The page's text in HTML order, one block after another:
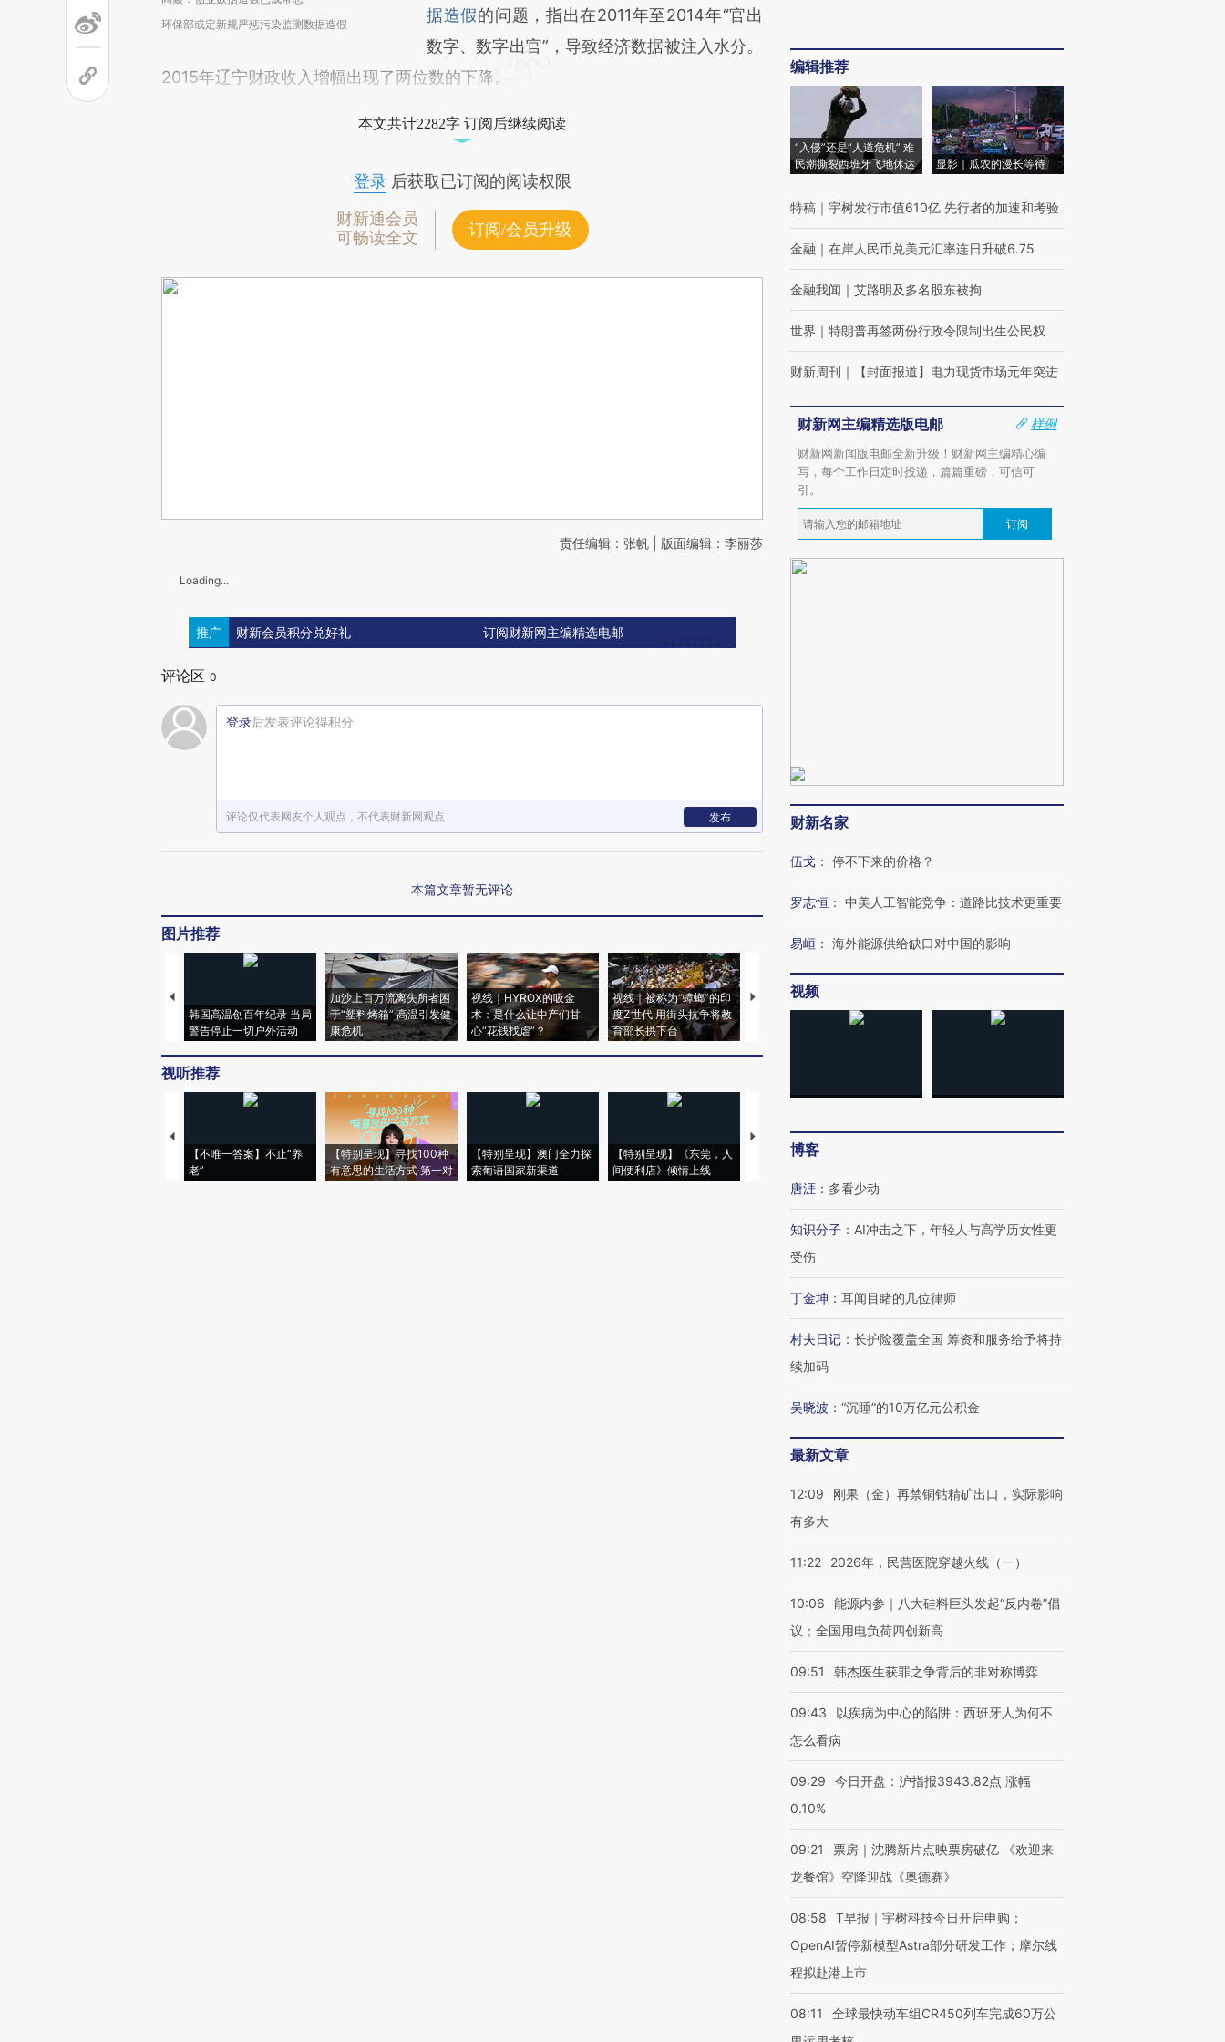
环保部或定新规严惩污染监测数据造假
据造假的问题，指出在2011年至2014年“官出
数字、数字出官”，导致经济数据被注入水分。
2015年辽宁财政收入增幅出现了两位数的下降。
本文共计2282字 订阅后继续阅读
登录后获取已订阅的阅读权限
财新通会员
可畅读全文
订阅/会员升级
责任编辑：张帆 | 版面编辑：李丽莎
Loading...
推广 财新会员积分兑好礼 订阅财新网主编精选电邮
评论区 0
登录后发表评论得积分
评论仅代表网友个人观点，不代表财新网观点 发布
本篇文章暂无评论
图片推荐
韩国高温创百年纪录 当局
警告停止一切户外活动
加沙上百万流离失所者困
于“塑料烤箱” 高温引发健
康危机
视线｜HYROX的吸金
术：是什么让中产们甘
心“花钱找虐”？
视线｜被称为“蟑螂”的印
度Z世代 用街头抗争将教
育部长拱下台
视线｜“入侵”还是“人道危
机”？难民潮撕裂西班牙
128毫米 紧急转移近
雨 3小时累计雨量超80毫
视听推荐
【不唯一答案】不止“养
老”
【特别呈现】寻找100种
有意思的生活方式·第一对
【特别呈现】澳门全力探
索葡语国家新渠道
【特别呈现】《东莞，人
间便利店》倾情上线
【推广】走进第四届链博
会，让数智科技“链”接产
【商旅对话】华住集团
编辑推荐
“入侵”还是“人道危机” 难
民潮撕裂西班牙飞地休达
显影｜瓜农的漫长等待
特稿 ｜ 宇树发行市值610亿 先行者的加速和考验
金融 ｜ 在岸人民币兑美元汇率连日升破6.75
金融我闻 ｜ 艾路明及多名股东被拘
世界 ｜ 特朗普再签两份行政令限制出生公民权
财新周刊 ｜ 【封面报道】电力现货市场元年突进
财新网主编精选版电邮
样例
财新网新闻版电邮全新升级！财新网主编精心编
写，每个工作日定时投递，篇篇重磅，可信可
引。
订阅
财新名家
伍戈 ： 停不下来的价格？
罗志恒 ： 中美人工智能竞争：道路比技术更重要
易峘 ： 海外能源供给缺口对中国的影响
视频
博客
唐涯 ： 多看少动
知识分子 ： AI冲击之下，年轻人与高学历女性更
受伤
丁金坤 ： 耳闻目睹的几位律师
村夫日记 ： 长护险覆盖全国 筹资和服务给予将持
续加码
吴晓波 ： “沉睡”的10万亿元公积金
最新文章
12:09
刚果（金）再禁铜钴精矿出口，实际影响
有多大
11:22 2026年，民营医院穿越火线（一）
10:06
能源内参｜八大硅料巨头发起“反内卷”倡
议；全国用电负荷四创新高
09:51 韩杰医生获罪之争背后的非对称博弈
09:43
以疾病为中心的陷阱：西班牙人为何不
怎么看病
09:29
今日开盘：沪指报3943.82点 涨幅
0.10%
09:21
票房｜沈腾新片点映票房破亿 《欢迎来
龙餐馆》空降迎战《奥德赛》
08:58
T早报｜宇树科技今日开启申购；
OpenAI暂停新模型Astra部分研发工作；摩尔线
程拟赴港上市
08:11
全球最快动车组CR450列车完成60万公